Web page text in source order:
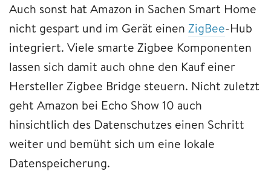
Auch sonst hat Amazon in Sachen Smart Home
nicht gespart und im Gerät einen ZigBee-Hub
integriert. Viele smarte Zigbee Komponenten
lassen sich damit auch ohne den Kauf einer
Hersteller Zigbee Bridge steuern. Nicht zuletzt
geht Amazon bei Echo Show 10 auch
hinsichtlich des Datenschutzes einen Schritt
weiter und bemüht sich um eine lokale
Datenspeicherung.